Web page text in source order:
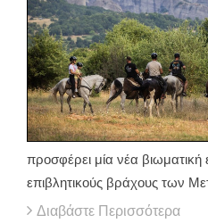
προσφέρει μία νέα
επιβλητικούς βράχους των
Διαβάστε Περισσότερα